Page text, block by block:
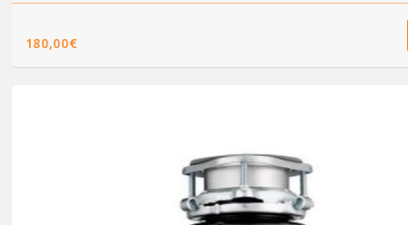
180,00€